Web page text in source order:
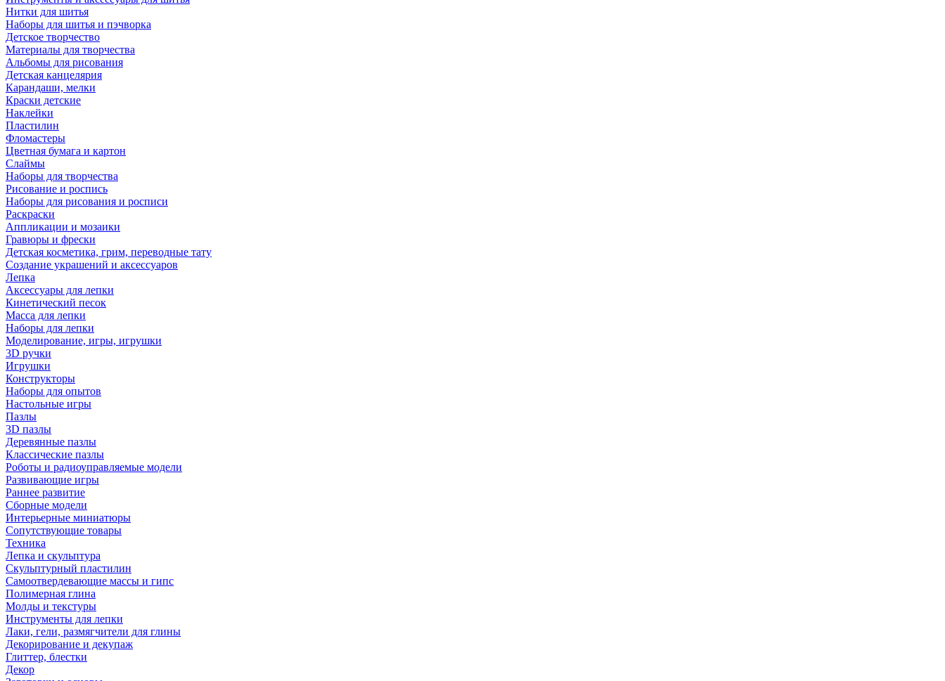
Нитки для шитья
Наборы для шитья и пэчворка
Детское творчество
Материалы для творчества
Альбомы для рисования
Детская канцелярия
Карандаши, мелки
Краски детские
Наклейки
Пластилин
Фломастеры
Цветная бумага и картон
Слаймы
Наборы для творчества
Рисование и роспись
Наборы для рисования и росписи
Раскраски
Аппликации и мозаики
Гравюры и фрески
Детская косметика, грим, переводные тату
Создание украшений и аксессуаров
Лепка
Аксессуары для лепки
Кинетический песок
Масса для лепки
Наборы для лепки
Моделирование, игры, игрушки
3D ручки
Игрушки
Конструкторы
Наборы для опытов
Настольные игры
Пазлы
3D пазлы
Деревянные пазлы
Классические пазлы
Роботы и радиоуправляемые модели
Развивающие игры
Раннее развитие
Сборные модели
Интерьерные миниатюры
Сопутствующие товары
Техника
Лепка и скульптура
Скульптурный пластилин
Самоотвердевающие массы и гипс
Полимерная глина
Молды и текстуры
Инструменты для лепки
Лаки, гели, размягчители для глины
Декорирование и декупаж
Глиттер, блестки
Декор